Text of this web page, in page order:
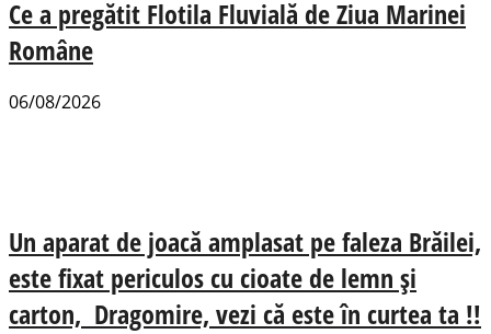
Ce a pregătit Flotila Fluvială de Ziua Marinei
Române
06/08/2026
Un aparat de joacă amplasat pe faleza Brăilei,
este fixat periculos cu cioate de lemn și
carton, Dragomire, vezi că este în curtea ta !!